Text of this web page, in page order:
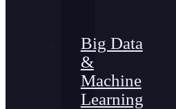
Big Data
&
Machine
Learning